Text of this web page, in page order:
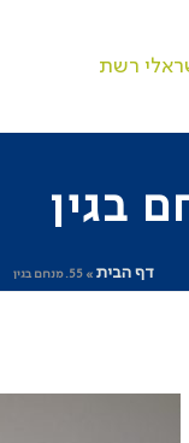
דף הבית »55. מנחם בגין